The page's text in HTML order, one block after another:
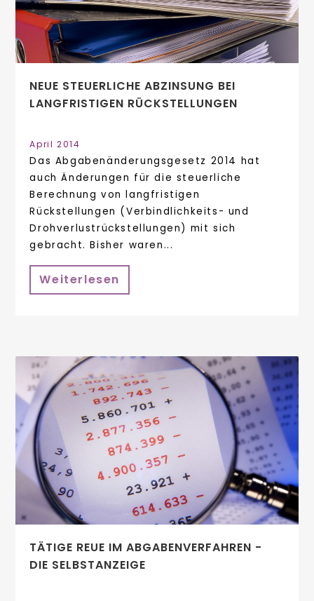
NEUE STEUERLICHE ABZINSUNG BEI
LANGFRISTIGEN RÜCKSTELLUNGEN
April 2014
Das Abgabenänderungsgesetz 2014 hat
auch Änderungen für die steuerliche
Berechnung von langfristigen
Rückstellungen (Verbindlichkeits- und
Drohverlustrückstellungen) mit sich
gebracht. Bisher waren...
Weiterlesen
TÄTIGE REUE IM ABGABENVERFAHREN -
DIE SELBSTANZEIGE